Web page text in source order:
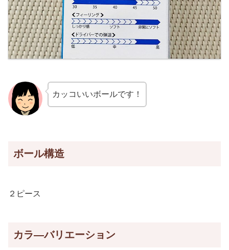
カッコいいボールです！
ボール構造
２ピース
カラ―バリエーション